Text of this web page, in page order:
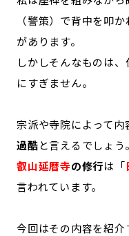
（警策）で背中を叩
があります。
しかしそんなものは
にすぎません。
宗派や寺院によって
過酷と言えるでしょう
叡山延暦寺の修行は「
言われています。
今回はその内容を紹